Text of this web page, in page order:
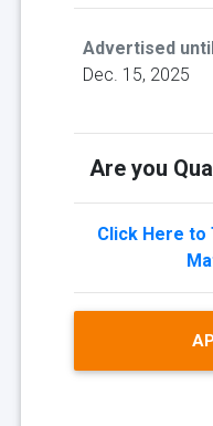
Advertised
Dec. 15, 2025
Are you
Click Here to